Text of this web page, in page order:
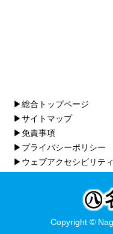
▶総合トップページ
▶サイトマップ
▶免責事項
▶プライバシーポリシー
▶ウェブアクセシビリテ
Copyright ©